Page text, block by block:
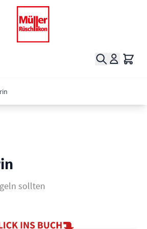
Suche
sollten